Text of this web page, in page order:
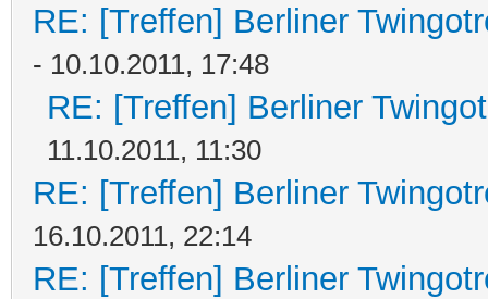
RE: [Treffen] Berliner
- 10.10.2011, 17:48
RE: [Treffen] Berliner
11.10.2011, 11:30
RE: [Treffen] Berliner
16.10.2011, 22:14
RE: [Treffen] Berliner